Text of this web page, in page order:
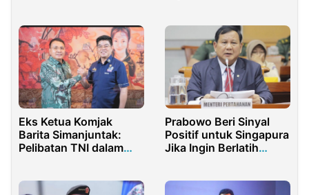
Eks Ketua Komjak
Barita Simanjuntak:
Pelibatan TNI dalam
Konstitusional
Prabowo Beri Sinyal
Positif untuk Singapura
Jika Ingin Berlatih